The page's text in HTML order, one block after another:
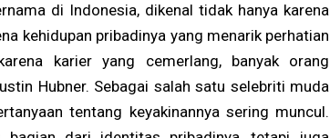
di Indonesia, dikenal tidak hanya karena
kehidupan pribadinya yang menarik perhatian
karier yang cemerlang, banyak orang
Hubner. Sebagai salah satu selebriti muda
tentang keyakinannya sering muncul.